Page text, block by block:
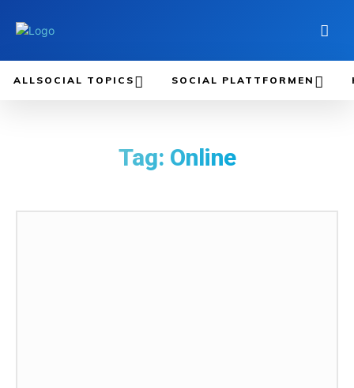
ALLSOCIAL TOPICS SOCIAL PLATTFORMEN
Tag: Online